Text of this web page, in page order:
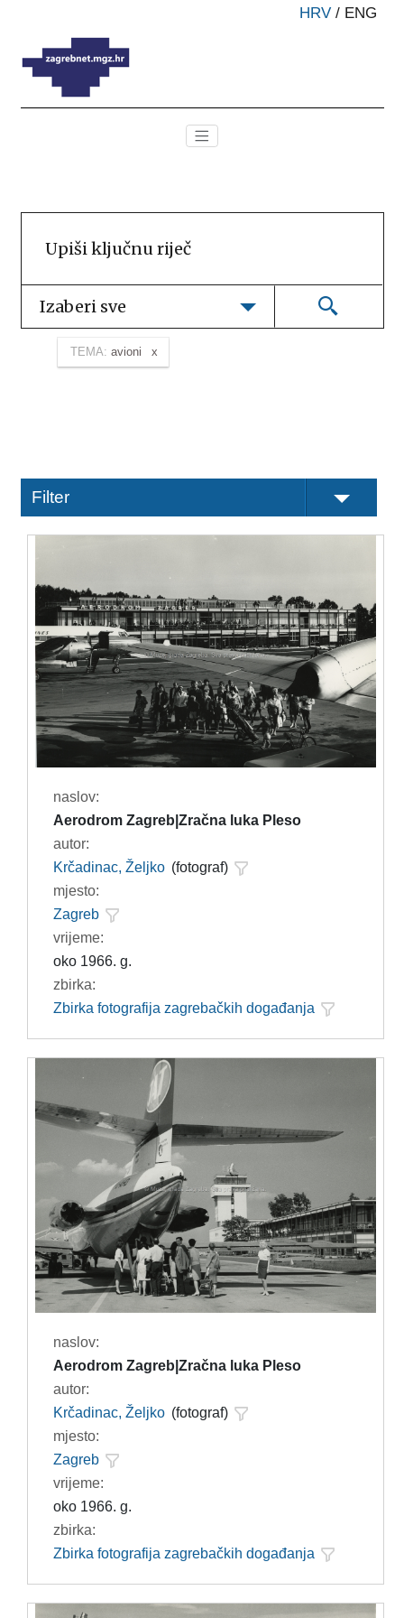
HRV / ENG
Izaberi sve
TEMA: avioni
Filter
naslov:
Aerodrom Zagreb|Zračna luka Pleso
autor:
Krčadinac, Željko (fotograf)
mjesto:
Zagreb
vrijeme:
oko 1966. g.
zbirka:
Zbirka fotografija zagrebačkih događanja
naslov:
Aerodrom Zagreb|Zračna luka Pleso
autor:
Krčadinac, Željko (fotograf)
mjesto:
Zagreb
vrijeme:
oko 1966. g.
zbirka:
Zbirka fotografija zagrebačkih događanja